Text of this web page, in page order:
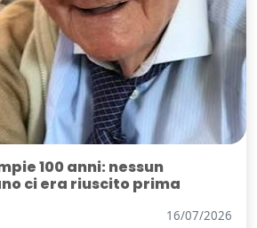
100 anni: nessun
ci era riuscito prima
16/07/2026